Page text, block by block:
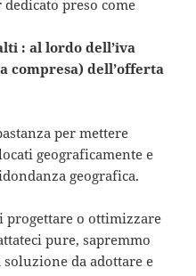
preso come
: al lordo dell’iva
compresa) dell’offerta
per mettere
geograficamente e
geografica.
progettare o ottimizzare
pure, sapremmo
da adottare e